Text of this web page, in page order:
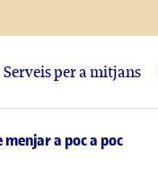
Serveis per a mitjans
a poc a poc